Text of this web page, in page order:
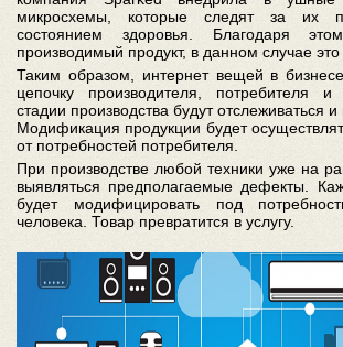
микросхемы, которые следят за их
состоянием здоровья. Благодаря
производимый продукт, в данном случае это
Таким образом, интернет вещей в
цепочку производителя, потребителя
стадии производства будут отслеживаться и
Модификация продукции будет
от потребностей потребителя.
При производстве любой техники уже на
выявляться предполагаемые дефекты.
будет модифицировать под
человека. Товар превратится в услугу.